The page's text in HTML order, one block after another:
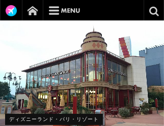
ディズニーランド・パリ・リゾート